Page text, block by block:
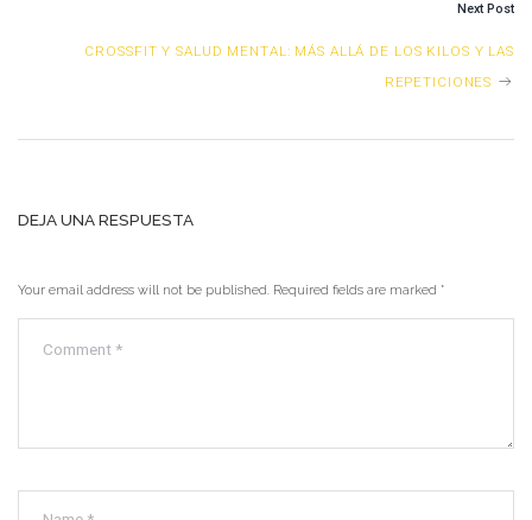
Next Post
CROSSFIT Y SALUD MENTAL: MÁS ALLÁ DE LOS KILOS Y LAS
REPETICIONES
DEJA UNA RESPUESTA
Your email address will not be published. Required fields are marked *